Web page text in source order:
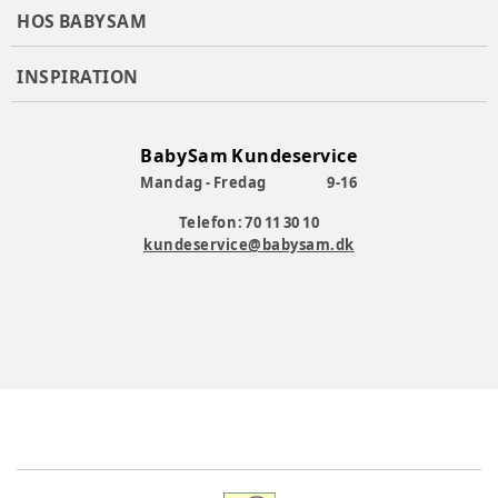
HOS BABYSAM
INSPIRATION
BabySam Kundeservice
Mandag - Fredag
9-16
Telefon: 70 11 30 10
kundeservice@babysam.dk